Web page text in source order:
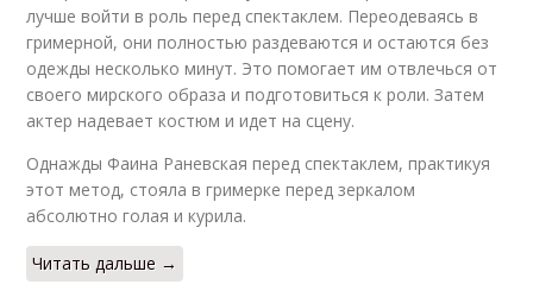
лучше войти в роль перед спектаклем. Переодеваясь в
гримерной, они полностью раздеваются и остаются без
одежды несколько минут. Это помогает им отвлечься от
своего мирского образа и подготовиться к роли. Затем
актер надевает костюм и идет на сцену.
Однажды Фаина Раневская перед спектаклем, практикуя
этот метод, стояла в гримерке перед зеркалом
абсолютно голая и курила.
Читать дальше →